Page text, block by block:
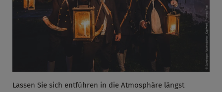
Lassen Sie sich entführen in die Atmosphäre längst